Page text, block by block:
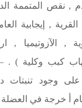
, نقص المتممة
القرية , إيجابية
, الآزوتيميا ,
كبب وكلية ) .
على وجود
أ خرجة في العضلة